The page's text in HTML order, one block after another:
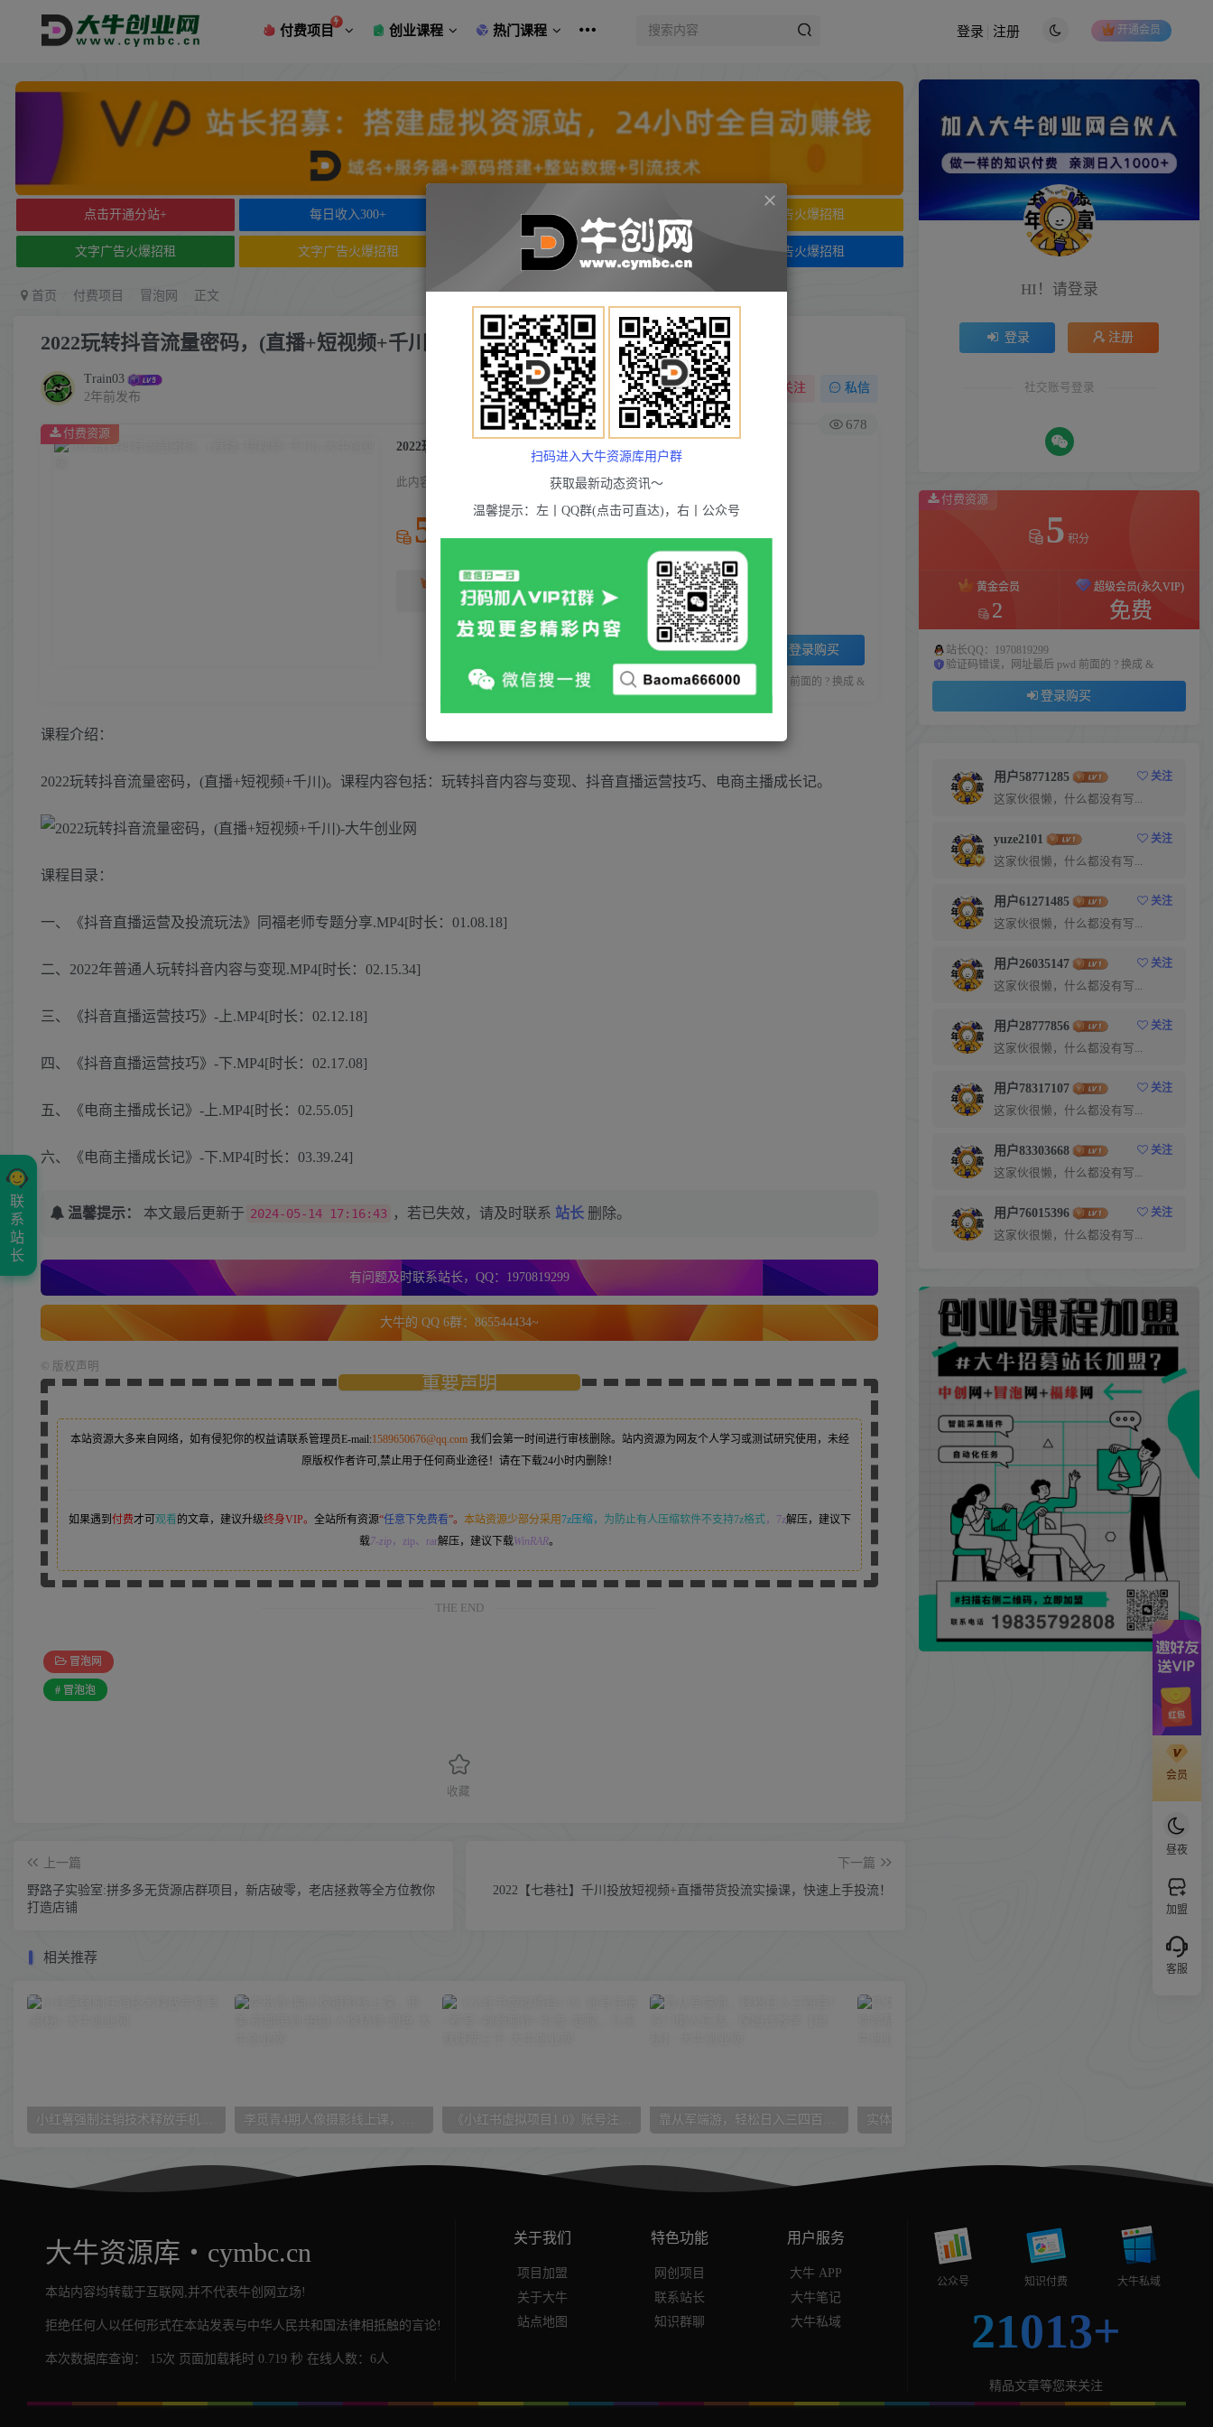
会员
昼夜
加盟
客服
付费项目 创业课程 热门课程 开通会员
登录 注册
点击开通分站+ 每日收入300+ 文字广告火爆招租 文字广告火爆招租
文字广告火爆招租 文字广告火爆招租 文字广告火爆招租 文字广告火爆招租
首页 付费项目 冒泡网 正文
2022玩转抖音流量密码，(直播+短视频+千川)
Train03
2年前发布
关注 私信
678
2022玩转抖音流量密码，(直播+短视频+千川)
此内容为付费资源，请付费后查看
5 积分
黄金会员 2
免费
登录购买
站长QQ：1970819299 验证码错误，网址最后 pwd 前面的 ? 换成 &
付费资源
课程介绍：
2022玩转抖音流量密码，(直播+短视频+千川)。课程内容包括：玩转抖音内容与变现、抖音直播运营技巧、电商主播成长记。
课程目录：
一、《抖音直播运营及投流玩法》同福老师专题分享.MP4[时长：01.08.18]
二、2022年普通人玩转抖音内容与变现.MP4[时长：02.15.34]
三、《抖音直播运营技巧》-上.MP4[时长：02.12.18]
四、《抖音直播运营技巧》-下.MP4[时长：02.17.08]
五、《电商主播成长记》-上.MP4[时长：02.55.05]
六、《电商主播成长记》-下.MP4[时长：03.39.24]
温馨提示： 本文最后更新于 2024-05-14 17:16:43 ，若已失效，请及时联系 站长 删除。
有问题及时联系站长，QQ：1970819299
大牛的 QQ 6群：865544434~
版权声明
重要声明
本站资源大多来自网络，如有侵犯你的权益请联系管理员E-mail:1589650676@qq.com 我们会第一时间进行审核删除。站内资源为网友个人学习或测试研究使用，未经
原版权作者许可,禁止用于任何商业途径！请在下载24小时内删除！
如果遇到 付费才可观看的文章，建议升级终身VIP。 全站所有资源“任意下免费看”。 本站资源少部分采用7z压缩， 为防止有人压缩软件不支持7z格式，7z解压，建议下
载7-zip，zip、rar解压，建议下载WinRAR。
THE END
冒泡网
# 冒泡泡
收藏
上一篇
野路子实验室:拼多多无货源店群项目，新店破零，老店拯救等全方位教你
打造店铺
下一篇
2022【七巷社】千川投放短视频+直播带货投流实操课，快速上手投流！
相关推荐
HI！请登录
登录 注册
社交账号登录
付费资源
5 积分
黄金会员
2
超级会员(永久VIP)
免费
站长QQ：1970819299
验证码错误，网址最后 pwd 前面的 ? 换成 &
登录购买
用户58771285
关注
这家伙很懒，什么都没有写...
yuze2101
关注
这家伙很懒，什么都没有写...
用户61271485
关注
这家伙很懒，什么都没有写...
用户26035147
关注
这家伙很懒，什么都没有写...
用户28777856
关注
这家伙很懒，什么都没有写...
用户78317107
关注
这家伙很懒，什么都没有写...
用户83303668
关注
这家伙很懒，什么都没有写...
用户76015396
关注
这家伙很懒，什么都没有写...
大牛资源库・cymbc.cn
本站内容均转载于互联网,并不代表牛创网立场!
拒绝任何人以任何形式在本站发表与中华人民共和国法律相抵触的言论!
本次数据库查询： 15次 页面加载耗时 0.719 秒 在线人数：6人
关于我们
项目加盟
关于大牛
站点地图
特色功能
网创项目
联系站长
知识群聊
用户服务
大牛 APP
大牛笔记
大牛私域
公众号 知识付费 大牛私域
21013+
精品文章等您来关注
联
系
站
长
扫码进入大牛资源库用户群
获取最新动态资讯～
温馨提示：左丨QQ群(点击可直达)，右丨公众号